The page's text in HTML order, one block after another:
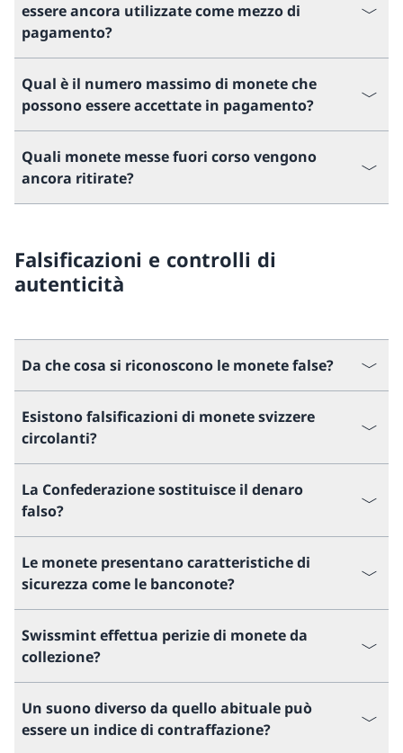
essere ancora utilizzate come mezzo di
pagamento?
Qual è il numero massimo di monete che
possono essere accettate in pagamento?
Quali monete messe fuori corso vengono
ancora ritirate?
Falsificazioni e controlli di
autenticità
Da che cosa si riconoscono le monete false?
Esistono falsificazioni di monete svizzere
circolanti?
La Confederazione sostituisce il denaro
falso?
Le monete presentano caratteristiche di
sicurezza come le banconote?
Swissmint effettua perizie di monete da
collezione?
Un suono diverso da quello abituale può
essere un indice di contraffazione?